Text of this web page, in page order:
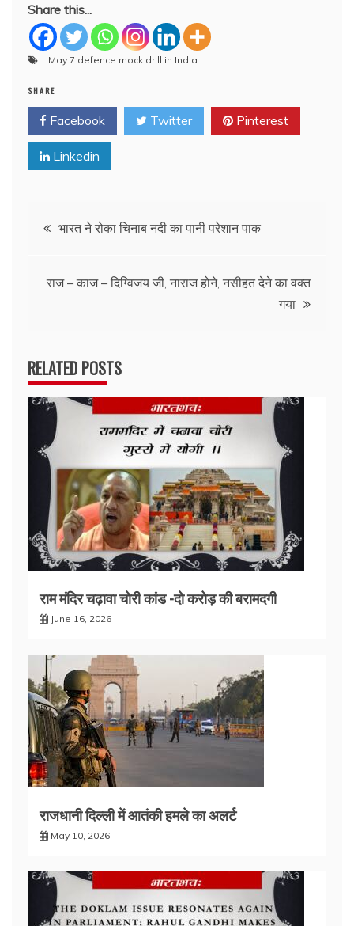
Share this...
May 7 defence mock drill in India
SHARE
Facebook Twitter Pinterest
Linkedin
Postभारत ने रोका चिनाब नदी का पानी परेशान पाक
राज – काज – दिग्विजय जी, नाराज होने, नसीहत देने का वक्त
गया
RELATED POSTS
राम मंदिर चढ़ावा चोरी कांड -दो करोड़ की बरामदगी
June 16, 2026
राजधानी दिल्ली में आतंकी हमले का अलर्ट
May 10, 2026